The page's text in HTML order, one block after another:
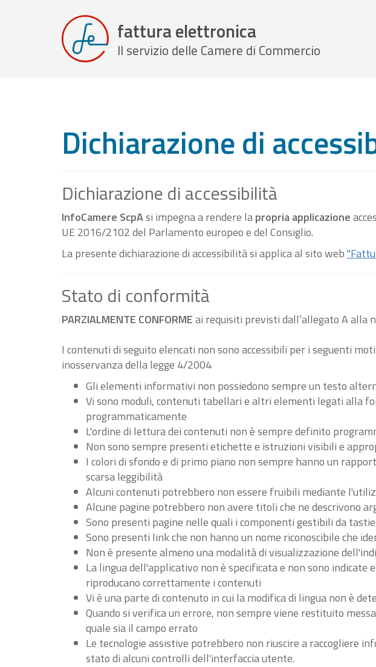
fattura elettronica
Il servizio delle Camere di Commercio
Dichiarazione di
Dichiarazione di accessibilità
InfoCamere ScpAsi impegna a rendere lapropria applicazione
UE 2016/2102 del Parlamento europeo e del Consiglio.
La presente dichiarazione di accessibilità si applica al sito web
Stato di conformità
PARZIALMENTE CONFORMEai requisiti previsti dall’allegato A alla
I contenuti di seguito elencati non sono accessibili per i seguenti
inosservanza della legge 4/2004
Gli elementi informativi non possiedono sempre un testo
Vi sono moduli, contenuti tabellari e altri elementi legati alla
programmaticamente
L'ordine di lettura dei contenuti non è sempre definito
Non sono sempre presenti etichette e istruzioni visibili e
I colori di sfondo e di primo piano non sempre hanno un
scarsa leggibilità
Alcuni contenuti potrebbero non essere fruibili mediante
Alcune pagine potrebbero non avere titoli che ne descrivono
Sono presenti pagine nelle quali i componenti gestibili da
Sono presenti link che non hanno un nome riconoscibile che
Non è presente almeno una modalità di visualizzazione
La lingua dell'applicativo non è specificata e non sono
riproducano correttamente i contenuti
Vi è una parte di contenuto in cui la modifica di lingua non è
Quando si verifica un errore, non sempre viene restituito
quale sia il campo errato
Le tecnologie assistive potrebbero non riuscire a raccogliere
stato di alcuni controlli dell'interfaccia utente.